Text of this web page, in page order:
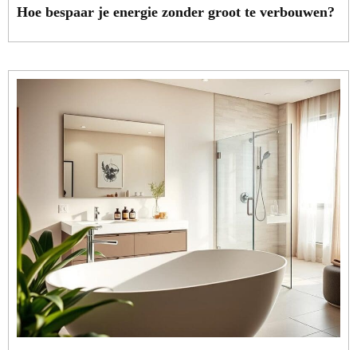
Hoe bespaar je energie zonder groot te verbouwen?